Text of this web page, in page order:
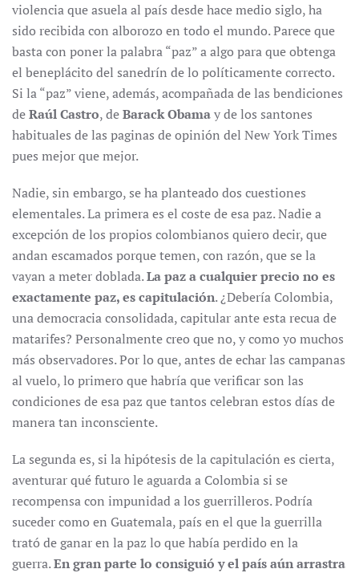
violencia que asuela al país desde hace medio siglo, ha
sido recibida con alborozo en todo el mundo. Parece que
basta con poner la palabra “paz” a algo para que obtenga
el beneplácito del sanedrín de lo políticamente correcto.
Si la “paz” viene, además, acompañada de las bendiciones
deRaúl Castro, deBarack Obamay de los santones
habituales de las paginas de opinión del New York Times
pues mejor que mejor.
Nadie, sin embargo, se ha planteado dos cuestiones
elementales. La primera es el coste de esa paz. Nadie a
excepción de los propios colombianos quiero decir, que
andan escamados porque temen, con razón, que se la
vayan a meter doblada.La paz a cualquier precio no es
exactamente paz, es capitulación. ¿Debería Colombia,
una democracia consolidada, capitular ante esta recua de
matarifes? Personalmente creo que no, y como yo muchos
más observadores. Por lo que, antes de echar las campanas
al vuelo, lo primero que habría que verificar son las
condiciones de esa paz que tantos celebran estos días de
manera tan inconsciente.
La segunda es, si la hipótesis de la capitulación es cierta,
aventurar qué futuro le aguarda a Colombia si se
recompensa con impunidad a los guerrilleros. Podría
suceder como en Guatemala, país en el que la guerrilla
trató de ganar en la paz lo que había perdido en la
guerra.En gran parte lo consiguió y el país aún arrastra